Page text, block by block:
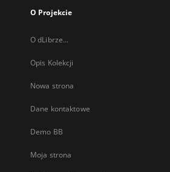
O Projekcie
O dLibrze...
Opis Kolekcji
Nowa strona
Dane kontaktowe
Demo BB
Moja strona